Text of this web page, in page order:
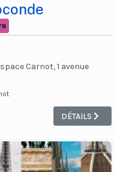
Carnot, 1 avenue
DÉTAILS